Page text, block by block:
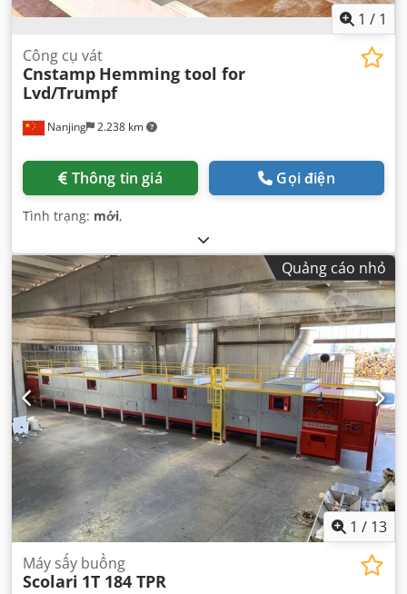
1 / 1
Nanjing 2.238 km
Công cụ vát
Cnstamp Hemming tool for
Lvd/Trumpf
Thông tin giá Gọi điện
Tình trạng: mới,
Quảng cáo nhỏ
1 / 13
Máy sấy buồng
Scolari 1T 184 TPR